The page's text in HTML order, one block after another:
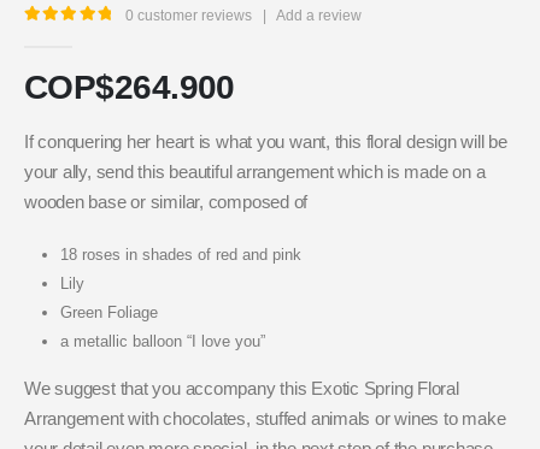
0 customer reviews Add a review
COP$264.900
If conquering her heart is what you want, this floral design will be
your ally, send this beautiful arrangement which is made on a
wooden base or similar, composed of
18 roses in shades of red and pink
Lily
Green Foliage
a metallic balloon “I love you”
We suggest that you accompany this Exotic Spring Floral
Arrangement with chocolates, stuffed animals or wines to make